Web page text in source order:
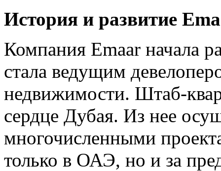
История и развитие
Компания Emaar начала
стала ведущим
недвижимости. Штаб-
сердце Дубая. Из нее
многочисленными
только в ОАЭ, но и за